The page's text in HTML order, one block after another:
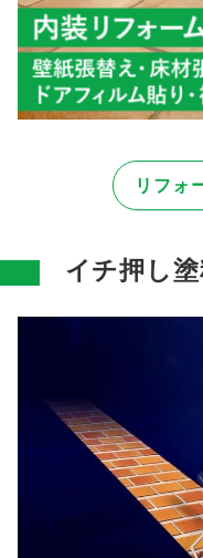
リフォ
イチ押し